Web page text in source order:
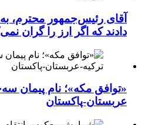
آقای رئیس‌جمهور محترم،
دادند که اگر ارز را گران
«توافق مکه»؛ نام پیمان
عربستان-پاکستان